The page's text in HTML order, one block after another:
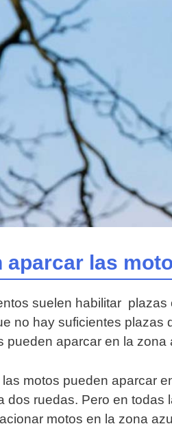
aparcar las
suelen habilitar
no hay suficientes plazas
pueden aparcar en la
motos pueden aparcar
dos ruedas. Pero en
motos en la zona